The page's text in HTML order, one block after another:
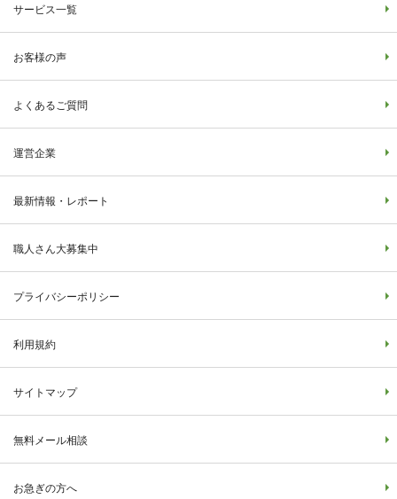
サービス一覧
お客様の声
よくあるご質問
運営企業
最新情報・レポート
職人さん大募集中
プライバシーポリシー
利用規約
サイトマップ
無料メール相談
お急ぎの方へ